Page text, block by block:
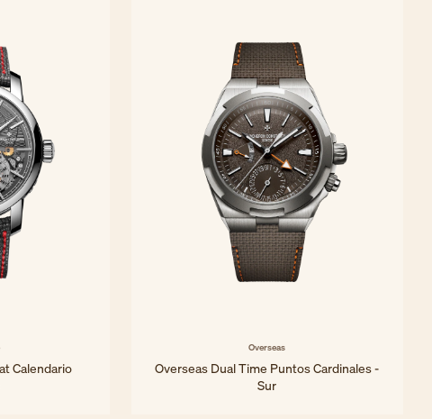
Calendario
Overseas
Overseas Dual Time Puntos Cardinales -
Sur